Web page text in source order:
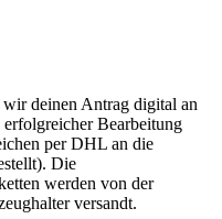
deinen Antrag digital an
Bearbeitung
per DHL an die
Die
werden von der
versandt.